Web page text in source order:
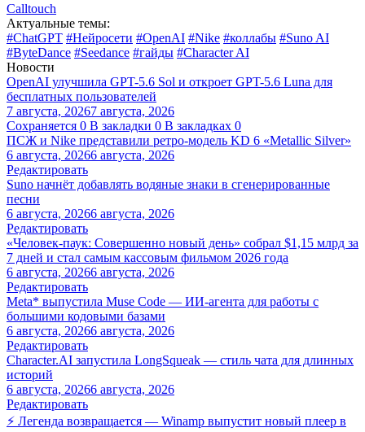
Calltouch
Актуальные темы:
#ChatGPT #Нейросети #OpenAI #Nike #коллабы #Suno AI
#ByteDance #Seedance #гайды #Character AI
Новости
OpenAI улучшила GPT-5.6 Sol и откроет GPT-5.6 Luna для
бесплатных пользователей
7 августа, 20267 августа, 2026
Сохраняется 0 В закладки 0 В закладках 0
ПСЖ и Nike представили ретро-модель KD 6 «Metallic Silver»
6 августа, 20266 августа, 2026
Редактировать
Suno начнёт добавлять водяные знаки в сгенерированные
песни
6 августа, 20266 августа, 2026
Редактировать
«Человек-паук: Совершенно новый день» собрал $1,15 млрд за
7 дней и стал самым кассовым фильмом 2026 года
6 августа, 20266 августа, 2026
Редактировать
Meta* выпустила Muse Code — ИИ-агента для работы с
большими кодовыми базами
6 августа, 20266 августа, 2026
Редактировать
Character.AI запустила LongSqueak — стиль чата для длинных
историй
6 августа, 20266 августа, 2026
Редактировать
⚡ Легенда возвращается — Winamp выпустит новый плеер в